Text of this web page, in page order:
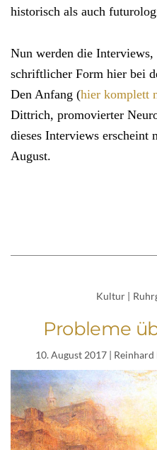
historisch als auch
Nun werden die
schriftlicher Form hier bei
Den Anfang (hier komplett
Dittrich, promovierter
dieses Interviews erscheint
August.
Kultur |
Probleme
10. August 2017 |